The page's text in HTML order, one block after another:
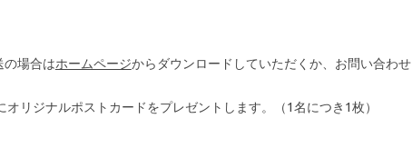
の場合はホームページからダウンロードしていただくか、お問い合わせ
リジナルポストカードをプレゼントします。（1名につき1枚）